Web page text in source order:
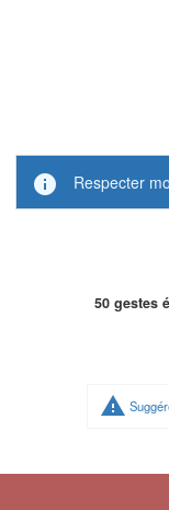
info Respecter
50 gestes
warning